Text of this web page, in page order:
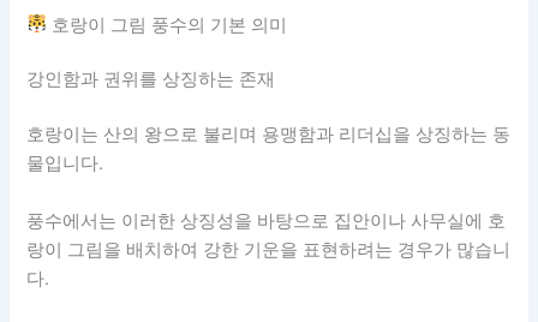
호랑이 그림 풍수의 기본 의미
강인함과 권위를 상징하는 존재
호랑이는 산의 왕으로 불리며 용맹함과 리더십을 상징하는 동
물입니다.
풍수에서는 이러한 상징성을 바탕으로 집안이나 사무실에 호
랑이 그림을 배치하여 강한 기운을 표현하려는 경우가 많습니
다.